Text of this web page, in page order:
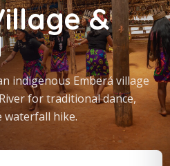
&
indigenous Emberá village
for traditional dance,
waterfall hike.